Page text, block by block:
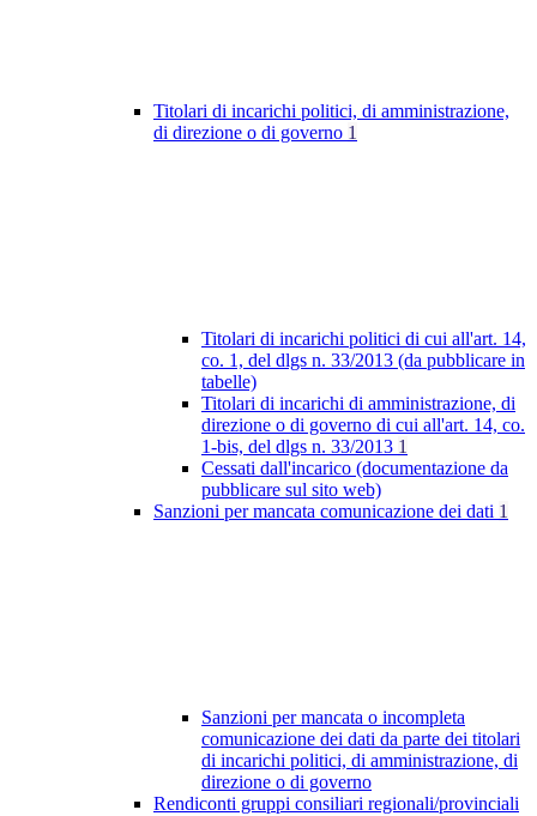
Titolari di incarichi politici, di amministrazione,
di direzione o di governo 1
Titolari di incarichi politici di cui all'art. 14,
co. 1, del dlgs n. 33/2013 (da pubblicare in
tabelle)
Titolari di incarichi di amministrazione, di
direzione o di governo di cui all'art. 14, co.
1-bis, del dlgs n. 33/2013 1
Cessati dall'incarico (documentazione da
pubblicare sul sito web)
Sanzioni per mancata comunicazione dei dati 1
Sanzioni per mancata o incompleta
comunicazione dei dati da parte dei titolari
di incarichi politici, di amministrazione, di
direzione o di governo
Rendiconti gruppi consiliari regionali/provinciali